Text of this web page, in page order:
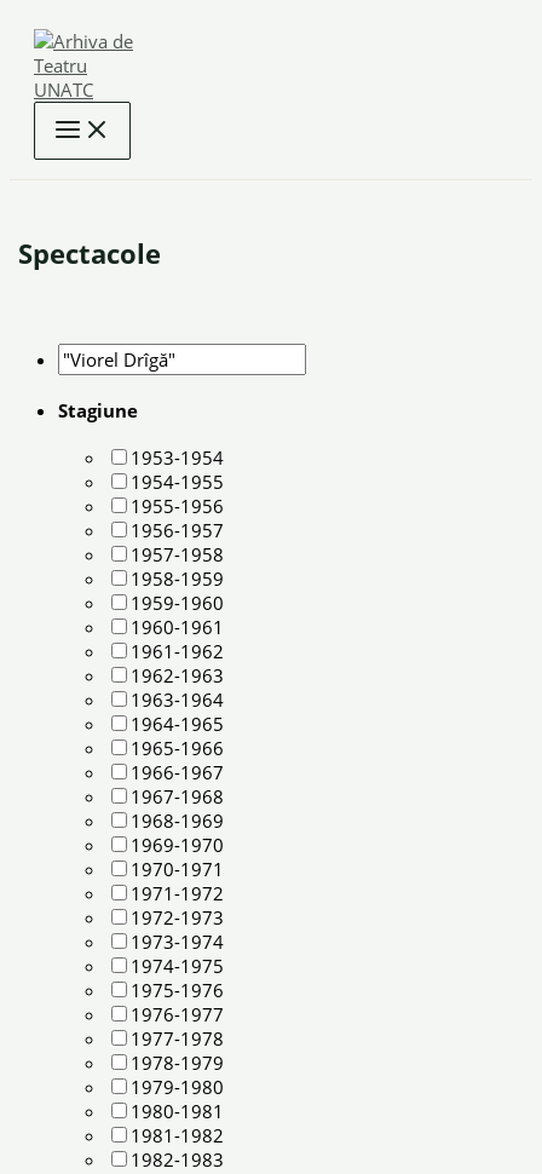
content
Spectacole
Stagiune
1953-1954
1954-1955
1955-1956
1956-1957
1957-1958
1958-1959
1959-1960
1960-1961
1961-1962
1962-1963
1963-1964
1964-1965
1965-1966
1966-1967
1967-1968
1968-1969
1969-1970
1970-1971
1971-1972
1972-1973
1973-1974
1974-1975
1975-1976
1976-1977
1977-1978
1978-1979
1979-1980
1980-1981
1981-1982
1982-1983